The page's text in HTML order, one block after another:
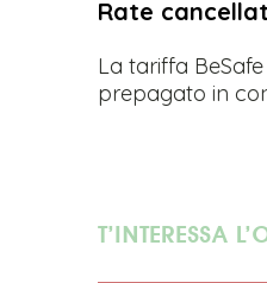
Rate
La tariffa
prepagato in
T’INTERESSA